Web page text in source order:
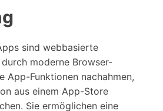
sind webbasierte
moderne Browser-
App-Funktionen nachahmen,
aus einem App-Store
Sie ermöglichen eine